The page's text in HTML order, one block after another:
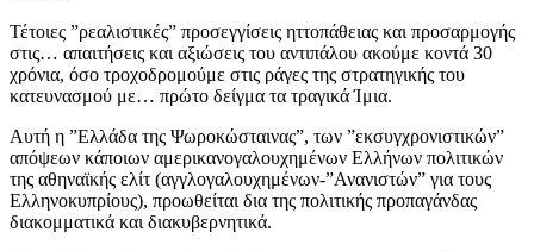
Τέτοιες ”ρεαλιστικές” προσεγγίσεις ηττοπάθειας και προσαρμογής
στις… απαιτήσεις και αξιώσεις του αντιπάλου ακούμε κοντά 30
χρόνια, όσο τροχοδρομούμε στις ράγες της στρατηγικής του
κατευνασμού με… πρώτο δείγμα τα τραγικά Ίμια.
Αυτή η ”Ελλάδα της Ψωροκώσταινας”, των ”εκσυγχρονιστικών”
απόψεων κάποιων αμερικανογαλουχημένων Ελλήνων πολιτικών
της αθηναϊκής ελίτ (αγγλογαλουχημένων-”Ανανιστών” για τους
Ελληνοκυπρίους), προωθείται δια της πολιτικής προπαγάνδας
διακομματικά και διακυβερνητικά.